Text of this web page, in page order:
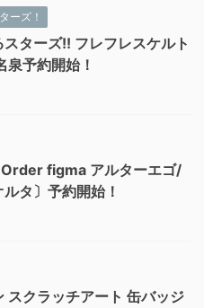
ーズ！
ターズ!! フレフレスケルト
泉予約開始！
figma アルターエゴ/
タ〕予約開始！
スクラッチアート 缶バッジ